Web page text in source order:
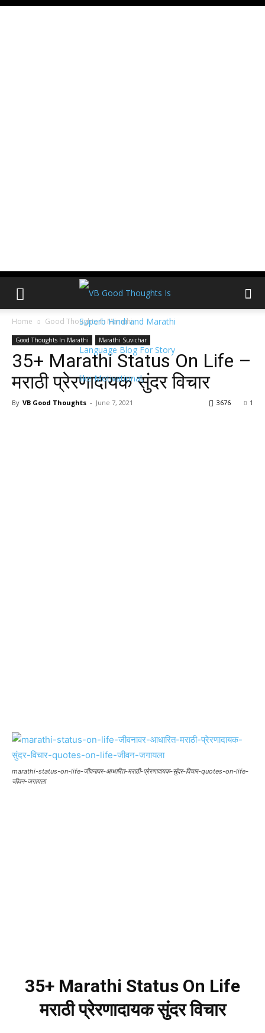
Home Good Thoughts In Marathi
Good Thoughts In Marathi Marathi Suvichar
35+ Marathi Status On Life –
मराठी प्रेरणादायक सुंदर विचार
By VB Good Thoughts - June 7, 2021 1
3676
marathi-status-on-life-जीवनावर-आधारित-मराठी-प्रेरणादायक-सुंदर-विचार-quotes-on-life-
जीवन-जगायला
35+ Marathi Status On Life
मराठी प्रेरणादायक सुंदर विचार